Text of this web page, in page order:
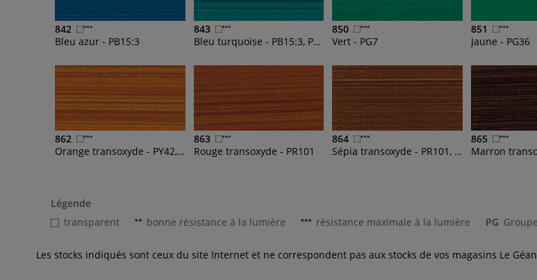
842
Bleu azur - PB15:3
843
Bleu turquoise - PB15:3, PG7
850
Vert - PG7
851
Jaune - PG36
862
Orange transoxyde - PY42, PR101
863
Rouge transoxyde - PR101
864
Sépia transoxyde - PR101, PR170, PBk7
865
Légende
transparent
bonne résistance à la lumière résistance maximale à la lumière PG
Les stocks indiqués sont ceux du site Internet et ne correspondent pas aux stocks de vos magasins Le